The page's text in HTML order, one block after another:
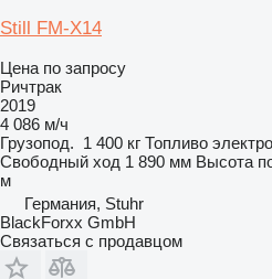
Still FM-X14
Цена по запросу
Ричтрак
2019
4 086 м/ч
Грузопод. 1 400 кг Топливо электро
Свободный ход 1 890 мм Высота
м
Германия, Stuhr
BlackForxx GmbH
Связаться с продавцом